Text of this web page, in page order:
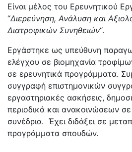
Είναι μέλος του Ερευνητικού
“Διερεύνηση, Ανάλυση και
Διατροφικών Συνηθειών“.
Εργάστηκε ως υπεύθυνη
ελέγχου σε βιομηχανία
σε ερευνητικά προγράμματα.
συγγραφή επιστημονικών
εργαστηριακές ασκήσεις,
περιοδικά και ανακοινώσεων σε
συνέδρια. Έχει διδάξει σε
προγράμματα σπουδών.